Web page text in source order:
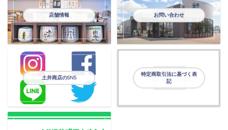
店舗情報 お問い合わせ
土井商店のSNS
特定商取引法に基づく表
記